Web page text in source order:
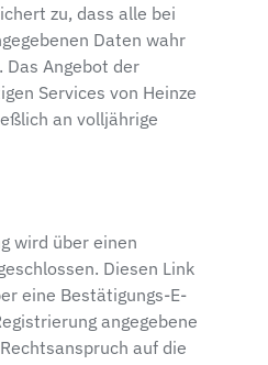
zu, dass alle bei
Daten wahr
Das Angebot der
Services von Heinze
an volljährige
wird über einen
Diesen Link
eine Bestätigungs-E-
angegebene
auf die